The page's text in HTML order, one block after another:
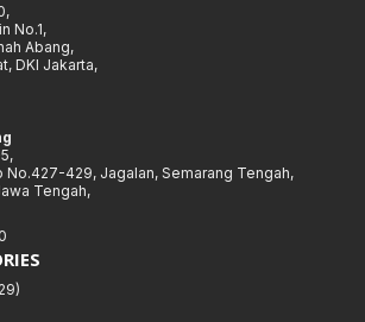
No.1,
Abang,
DKI Jakarta,
No.427-429, Jagalan, Semarang Tengah,
Tengah,